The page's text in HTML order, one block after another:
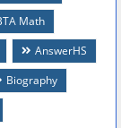
Math
AnswerHS
Biography